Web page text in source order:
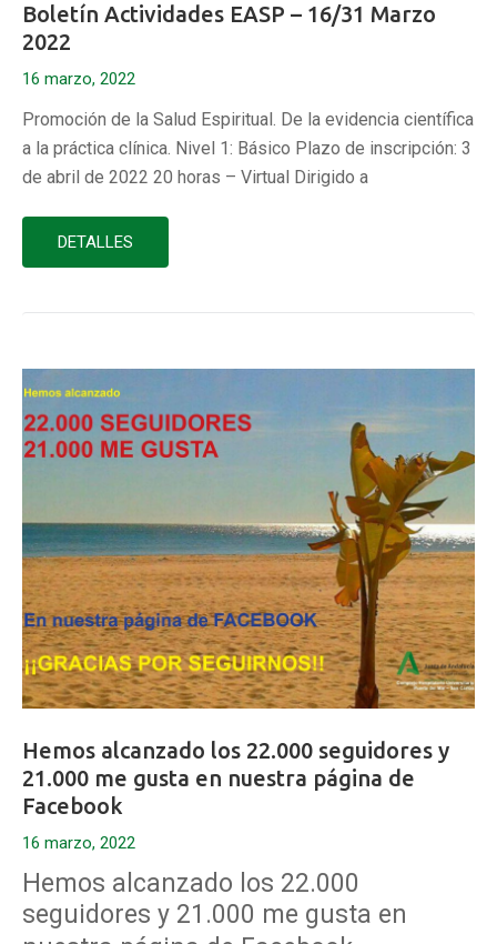
Boletín Actividades EASP – 16/31 Marzo
2022
16 marzo, 2022
Promoción de la Salud Espiritual. De la evidencia científica
a la práctica clínica. Nivel 1: Básico Plazo de inscripción: 3
de abril de 2022 20 horas – Virtual Dirigido a
Humanización de la atención a pacientes con
enfermedades crónicas complejas Plazo de
DETALLES
Hemos alcanzado los 22.000 seguidores y
21.000 me gusta en nuestra página de
Facebook
16 marzo, 2022
Hemos alcanzado los 22.000
seguidores y 21.000 me gusta en